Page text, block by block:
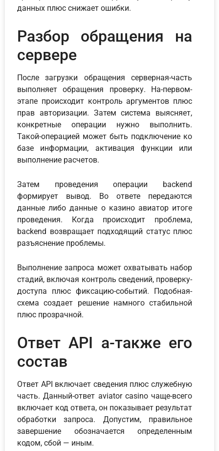
данных плюс снижает ошибки.
Разбор обращения на
сервере
После загрузки обращения серверная-часть
выполняет обращения проверку. На-первом-
этапе происходит контроль аргументов плюс
прав авторизации. Затем система выясняет,
конкретные операции нужно выполнить.
Такой-операцией может быть подключение ко
базе информации, активация функции или
выполнение расчетов.
Затем проведения операции backend
формирует вывод. Во ответе передаются
данные либо данные о казино авиатор итоге
проведения. Когда происходит проблема,
backend возвращает подходящий статус плюс
разъяснение проблемы.
Выполнение запроса может охватывать набор
стадий, включая контроль сведений, проверку-
доступа плюс фиксацию-событий. Подобная-
схема создает решение намного стабильной
плюс прозрачной.
Ответ API а-также его
состав
Ответ API включает сведения плюс служебную
часть. Данный-ответ aviator casino чаще-всего
включает код ответа, он показывает результат
обработки запроса. Допустим, правильное
завершение обозначается определенным
кодом, сбой — иным.